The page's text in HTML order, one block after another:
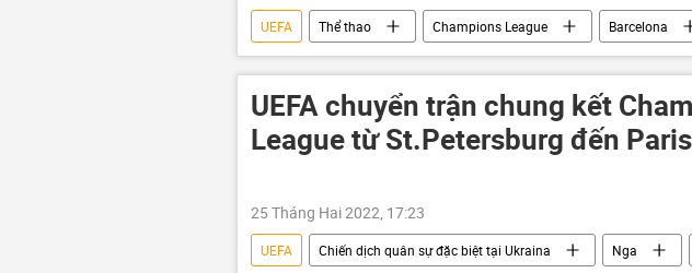
UEFA Thể thao Champions League Barcelona
UEFA chuyển trận chung kết
League từ St.Petersburg đến Paris
25 Tháng Hai 2022, 17:23
UEFA Chiến dịch quân sự đặc biệt tại Ukraina Nga